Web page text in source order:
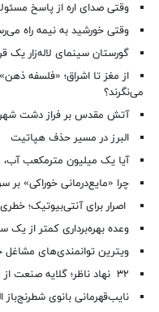
وقتی صدای اره از پاسخ
وقتی خورشید به نیمه راه
گورستان سینمای لاله‌زار یک
از مغز تا اشراق؛ «فلسفه
می‌نگرند؟
آتش مقدس بر فراز دشت
البرز در مسیر حذف هپاتیت
آیا یک میلیون مترمکعب
چرا «مایع‌درمانی خوراکی» بر
اصرار برای آنتی‌بیوتیک؛
وعده بهره‌برداری کمتر از یک
ویترین توانمندی‌های مشاغل
۳۲ نهاد ناظر؛ گلایه صنعت از مداخلات دولتی
نایب‌قهرمانی بانوی شطرنج‌باز